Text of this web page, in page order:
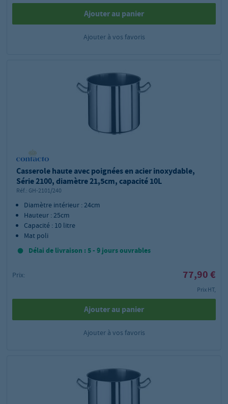
Ajouter au panier
Ajouter à vos favoris
Casserole haute avec poignées en acier inoxydable,
Série 2100, diamètre 21,5cm, capacité 10L
Réf.: GH-2101/240
Diamètre intérieur : 24cm
Hauteur : 25cm
Capacité : 10 litre
Mat poli
Délai de livraison : 5 - 9 jours ouvrables
Prix: 77,90 €
Prix HT,
Ajouter au panier
Ajouter à vos favoris